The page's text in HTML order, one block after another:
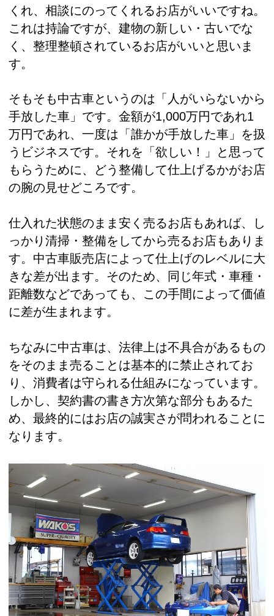
くれ、相談にのってくれるお店がいいですね。
これは持論ですが、建物の新しい・古いでな
く、整理整頓されているお店がいいと思いま
す。
そもそも中古車というのは「人がいらないから
手放した車」です。金額が1,000万円であれ1
万円であれ、一度は「誰かが手放した車」を扱
うビジネスです。それを「欲しい！」と思って
もらうために、どう整備して仕上げるかがお店
の腕の見せどころです。
仕入れた状態のまま安く売るお店もあれば、し
っかり清掃・整備をしてから売るお店もありま
す。中古車販売店によって仕上げのレベルに大
きな差が出ます。そのため、同じ年式・車種・
距離数などであっても、この手間によって価値
に差が生まれます。
ちなみに中古車は、法律上は不具合があるもの
をそのまま売ることは基本的に禁止されてお
り、消費者は守られる仕組みになっています。
しかし、契約書の書き方次第な部分もあるた
め、最終的にはお店の誠実さが問われることに
なります。